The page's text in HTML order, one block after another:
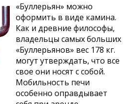
«Буллерьян» можно
оформить в виде камина.
Как и древние философы,
владельцы самых больших
«Буллерьянов» вес 178 кг.
могут утверждать, что все
свое они носят с собой.
Мобильность печи
особенно оправдывает